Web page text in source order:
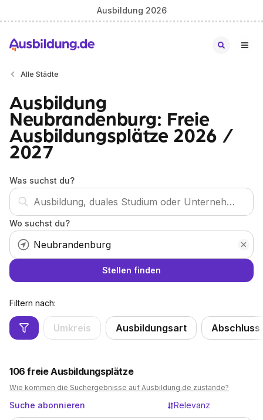
Ausbildung 2026
Alle Städte
Ausbildung
Neubrandenburg: Freie
Ausbildungsplätze 2026 /
2027
Was suchst du?
Wo suchst du?
Stellen finden
Filtern nach:
Umkreis Ausbildungsart Abschluss
106 freie Ausbildungsplätze
Wie kommen die Suchergebnisse auf Ausbildung.de zustande?
Suche abonnieren Relevanz